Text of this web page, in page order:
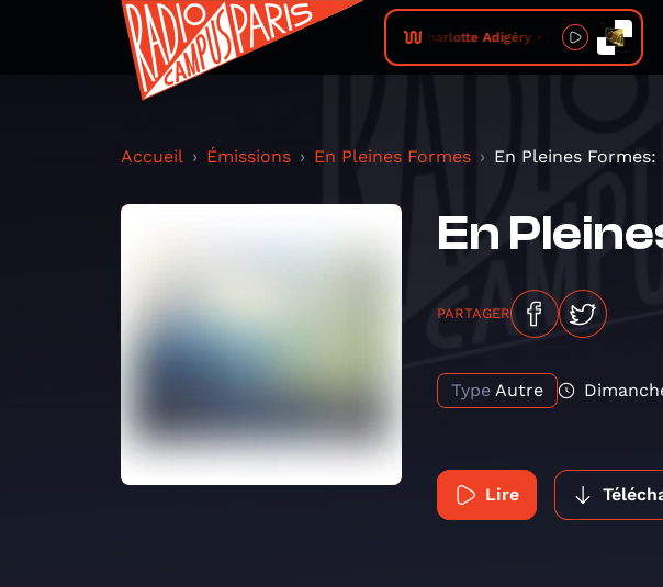
Charlotte Adigéry • Le froid
Accueil Émissions En Pleines Formes En Pleines
En
PARTAGER
Type Autre
Lire